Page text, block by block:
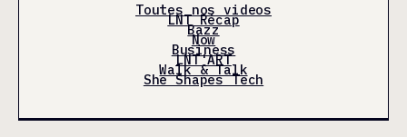
Toutes nos videos
LNT Récap
Bazz
Now
Business
LNT'ART
Walk & Talk
She Shapes Tech